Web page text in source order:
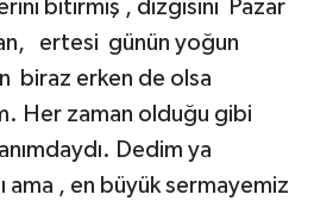
bitirmiş , dizgisini Pazar
ertesi günün yoğun
biraz erken de olsa
Her zaman olduğu gibi
Dedim ya
ama , en büyük sermayemiz